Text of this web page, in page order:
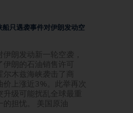
只遇袭事件对伊朗发动空
伊朗发动新一轮空袭，
伊朗的石油销售许可
尔木兹海峡袭击了商
价上涨近3%。此举再次
升级可能扰乱全球最重
的担忧。 美国原油